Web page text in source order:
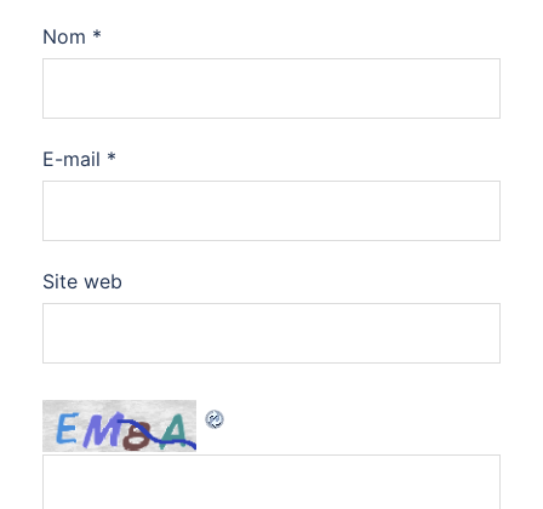
Nom *
E-mail *
Site web